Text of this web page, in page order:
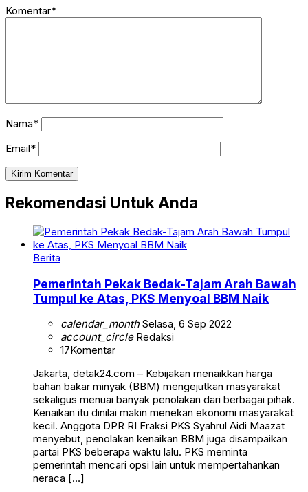
Komentar*
Nama*
Email*
Rekomendasi Untuk Anda
Berita
Pemerintah Pekak Bedak-Tajam Arah Bawah
Tumpul ke Atas, PKS Menyoal BBM Naik
calendar_monthSelasa, 6 Sep 2022
account_circleRedaksi
17Komentar
Jakarta, detak24.com – Kebijakan menaikkan harga
bahan bakar minyak (BBM) mengejutkan masyarakat
sekaligus menuai banyak penolakan dari berbagai pihak.
Kenaikan itu dinilai makin menekan ekonomi masyarakat
kecil. Anggota DPR RI Fraksi PKS Syahrul Aidi Maazat
menyebut, penolakan kenaikan BBM juga disampaikan
partai PKS beberapa waktu lalu. PKS meminta
pemerintah mencari opsi lain untuk mempertahankan
neraca […]